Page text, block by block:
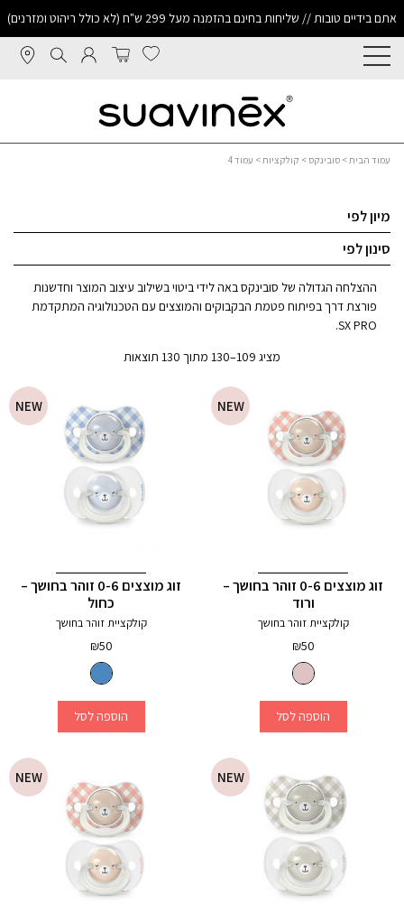
אתם בידיים טובות // שליחות בחינם בהזמנה מעל 299 ש"ח (לא כולל ריהוט ומזרנים)
עמוד הבית> סובינקס > קולקציות> עמוד 4
מיון לפי
סינון לפי
ההצלחה הגדולה של סובינקס באה לידי ביטוי בשילוב עיצוב המוצר וחדשנות
פורצת דרך בפיתוח פטמת הבקבוקים והמוצצים עם הטכנולוגיה המתקדמת
SX PRO.
מציג 109–130 מתוך 130 תוצאות
NEW
זוג מוצצים 0-6 זוהר בחושך –
ורוד
קולקציית זוהר בחושך
₪50
הוספה לסל
NEW
זוג מוצצים 0-6 זוהר בחושך –
כחול
קולקציית זוהר בחושך
₪50
הוספה לסל
NEW
NEW